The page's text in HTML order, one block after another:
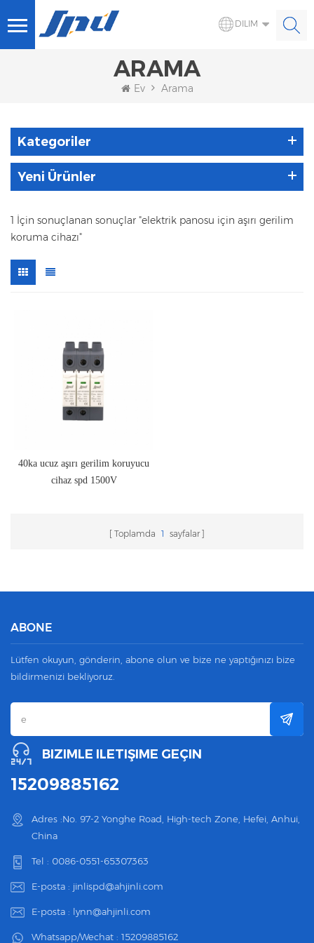
DILIM
ARAMA
Ev Arama
Kategoriler
Yeni Ürünler
1 İçin sonuçlanan sonuçlar "elektrik panosu için aşırı gerilim
koruma cihazı"
40ka ucuz aşırı gerilim koruyucu
cihaz spd 1500V
Toplamda 1 sayfalar
ABONE
Lütfen okuyun, gönderin, abone olun ve bize ne yaptığınızı bize
bildirmenizi bekliyoruz.
BIZIMLE ILETIŞIME GEÇIN
15209885162
Adres :No. 97-2 Yonghe Road, High-tech Zone, Hefei, Anhui,
China
Tel : 0086-0551-65307363
E-posta : jinlispd@ahjinli.com
E-posta : lynn@ahjinli.com
Whatsapp/Wechat : 15209885162